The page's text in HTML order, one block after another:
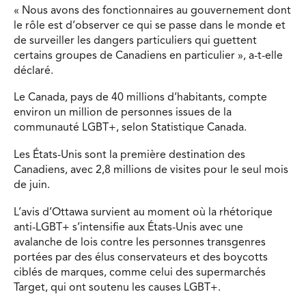
« Nous avons des fonctionnaires au gouvernement dont
le rôle est d’observer ce qui se passe dans le monde et
de surveiller les dangers particuliers qui guettent
certains groupes de Canadiens en particulier », a-t-elle
déclaré.
Le Canada, pays de 40 millions d’habitants, compte
environ un million de personnes issues de la
communauté LGBT+, selon Statistique Canada.
Les États-Unis sont la première destination des
Canadiens, avec 2,8 millions de visites pour le seul mois
de juin.
L’avis d’Ottawa survient au moment où la rhétorique
anti-LGBT+ s’intensifie aux États-Unis avec une
avalanche de lois contre les personnes transgenres
portées par des élus conservateurs et des boycotts
ciblés de marques, comme celui des supermarchés
Target, qui ont soutenu les causes LGBT+.